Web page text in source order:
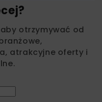
otrzymywać od
atrakcyjne oferty i